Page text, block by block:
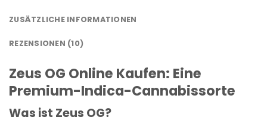
ZUSÄTZLICHE INFORMATIONEN
REZENSIONEN (10)
Zeus OG Online Kaufen: Eine
Premium-Indica-Cannabissorte
Was ist Zeus OG?